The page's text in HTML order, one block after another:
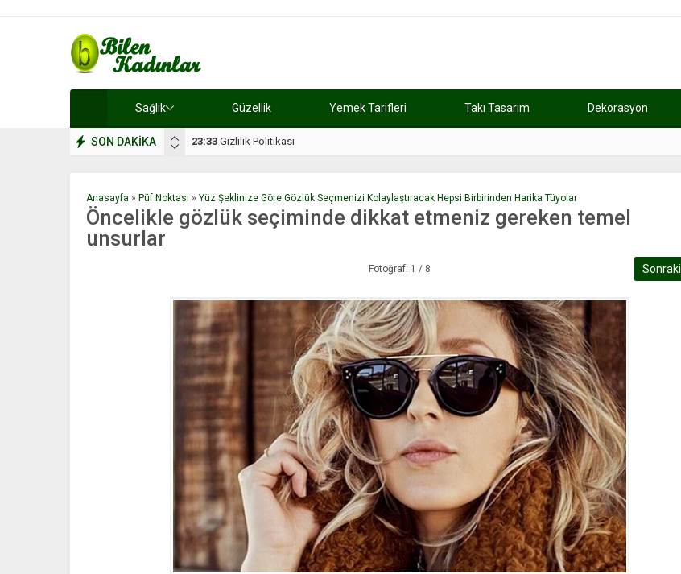
Sağlık Güzellik Yemek Tarifleri Takı Tasarım Dekorasyon
SON DAKİKA 17:08 Dilan, düğününe 5 gün kala hayatını kaybetti
Anasayfa » Püf Noktası » Yüz Şeklinize Göre Gözlük Seçmenizi Kolaylaştıracak Hepsi Birbirinden Harika Tüyolar
Öncelikle gözlük seçiminde dikkat etmeniz gereken temel
unsurlar
Fotoğraf: 1 / 8 Sonraki